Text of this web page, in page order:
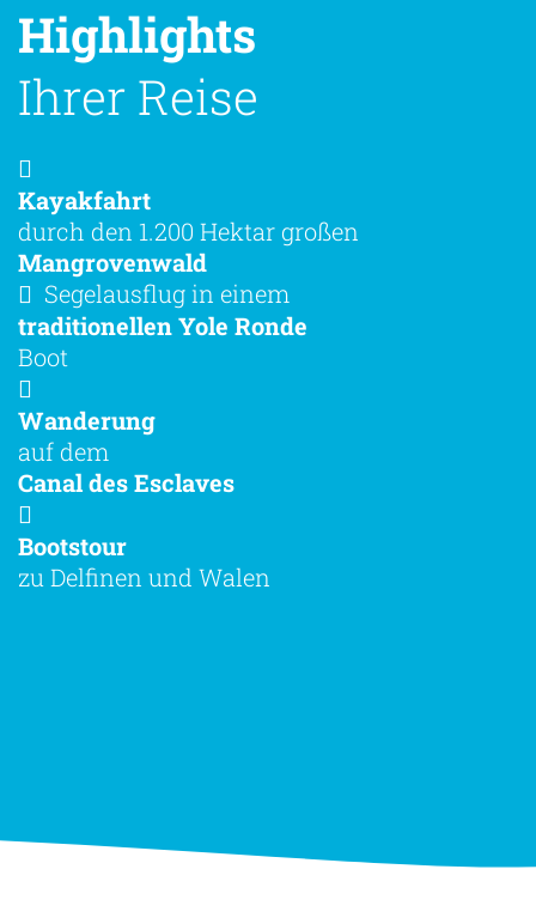
Highlights
Ihrer Reise
Kayakfahrt
durch den 1.200 Hektar großen
Mangrovenwald
Segelausflug in einem
traditionellen Yole Ronde
Boot
Wanderung
auf dem
Canal des Esclaves
Bootstour
zu Delfinen und Walen